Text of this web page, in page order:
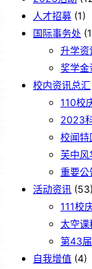
人才招募 (1)
国际事务处
升学资
奖学金
校内资讯总汇
110校
2023
校闻特
芙中风
重要公
活动资讯 (53)
111校
太空课
第43
自我增值 (4)